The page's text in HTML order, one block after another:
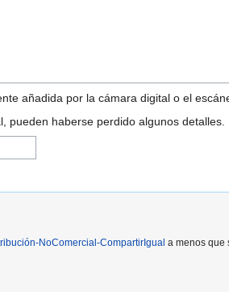
añadida por la cámara digital o el
pueden haberse perdido algunos detalles.
NoComercial-CompartirIgual a menos que